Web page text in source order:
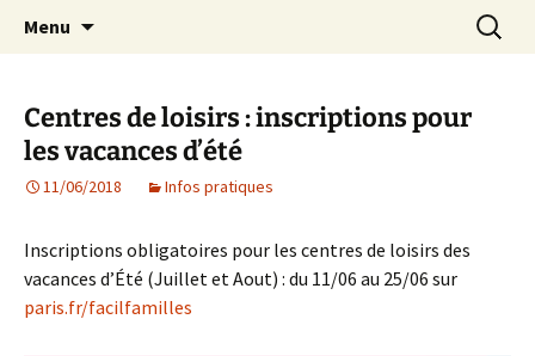
AIP Paris 14 – Association
Indépendante des Parents
d'élèves depuis 1981
Agit – s'Investit – Participe au service des
enfants du secteur scolaire Dolent-Arago-
Menu
Centres de loisirs : inscriptions pour
les vacances d’été
11/06/2018 Infos pratiques
Inscriptions obligatoires pour les centres de loisirs des
vacances d’Été (Juillet et Aout) : du 11/06 au 25/06 sur
paris.fr/facilfamilles